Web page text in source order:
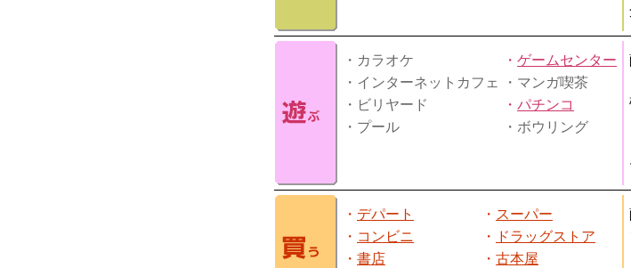
・カラオケ ・ ゲームセンター
・インターネットカフェ
・マンガ喫茶
・ビリヤード
・ パチンコ
・プール
・ボウリング
・ デパート ・ スーパー
・ コンビニ ・
ドラッグストア
・ 書店 ・ 古本屋